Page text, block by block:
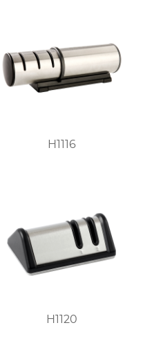
H1116
H1120